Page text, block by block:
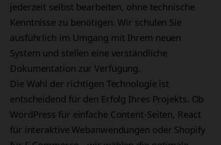
jederzeit selbst bearbeiten, ohne technische
Kenntnisse zu benötigen. Wir schulen Sie
ausführlich im Umgang mit Ihrem neuen
System und stellen eine verständliche
Dokumentation zur Verfügung.
Die Wahl der richtigen Technologie ist
entscheidend für den Erfolg Ihres Projekts. Ob
WordPress für einfache Content-Seiten, React
für interaktive Webanwendungen oder Shopify